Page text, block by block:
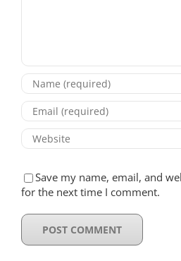
Save my name, email, and
for the next time I comment.